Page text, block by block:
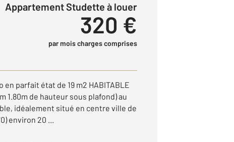
Appartement Studette à louer
320 €
par mois charges comprises
parfait état de 19 m2 HABITABLE
1.80m de hauteur sous plafond) au
idéalement situé en centre ville de
environ 20 ...